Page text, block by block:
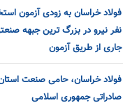
نفر نیرو در بزرگ ترین جبهه
جاری از طریق آزمون
فولاد خراسان، حامی صنعت
صادراتی جمهوری اسلامی